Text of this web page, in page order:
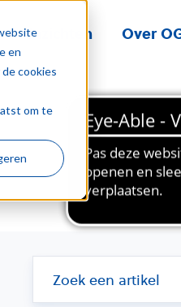
en
cookies
om te
Inzichten Over